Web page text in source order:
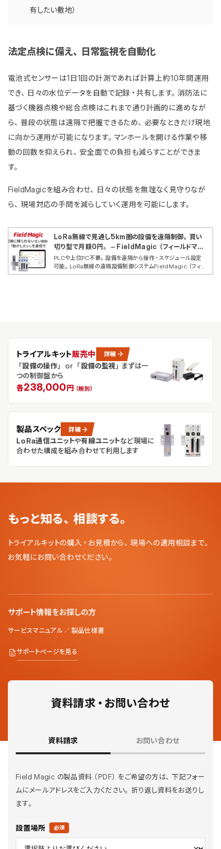
有したい敷地）
法定点検に備え、日常監視を自動化
電池式センサーは1日1回の計測であれば計算上約10年間運用
でき、日々の水位データを自動で記録・共有します。消防法に
基づく機器点検や総合点検はこれまで通り計画的に進めなが
ら、普段の状態は遠隔で把握できるため、必要なときだけ現地
に向かう運用が可能になります。マンホールを開ける作業や移
動の回数を抑えられ、安全面での負担も減らすことができま
す。
FieldMagicを組み合わせ、日々の状態を無理なく見守りなが
ら、現場対応の手間を減らしていく運用を可能にします。
LoRa無線で見通し5km圏の設備を遠隔制御。買い
切り型で月額0円。 – FieldMagic（フィールドマジ
ック）
PLCや上位PC不要。設備を遠隔から操作・スケジュール設定
可能。LoRa無線の遠隔設備制御システムFieldMagic（フィー
ルドマジック）
トライアルキット販売中 詳細
「設備の操作」 or 「設備の監視」 まずは一
つの制御盤から
各238,000円 （税別）
製品スペック 詳細
LoRa通信ユニットや有線ユニットなど現場に
合わせた構成を組み合わせて利用します
もっと知る、相談する。
トライアルキットの購入・お見積から、現場への適用相談まで。
お気軽にお問い合わせください。
サポート情報をお探しの方
サービスマニュアル ／製品仕様書
サポートページを見る
資料請求・お問い合わせ
資料請求 お問い合わせ
Field Magic の製品資料（PDF）をご希望の方は、下記フォー
ムにメールアドレスをご入力ください。折り返し資料をお送りし
ます。
設置場所 必須